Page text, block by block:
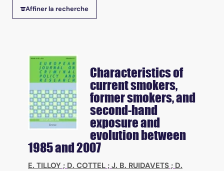
Affiner la recherche
Characteristics of
current smokers,
former smokers, and
second-hand
exposure and
evolution between
1985 and 2007
E. TILLOY ; D. COTTEL ; J. B. RUIDAVETS ; D.